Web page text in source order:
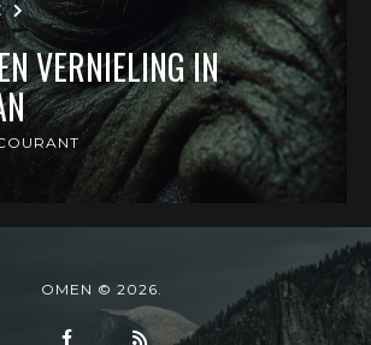
VERNIELING IN
OMEN © 2026.